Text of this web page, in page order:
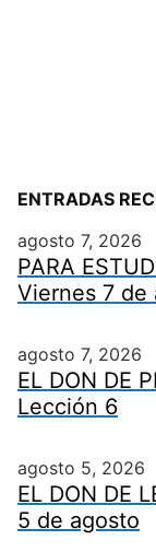
ENTRADAS
agosto 7, 2026
PARA
Viernes 7 de
agosto 7, 2026
EL DON DE
Lección 6
agosto 5, 2026
EL DON DE
5 de agosto